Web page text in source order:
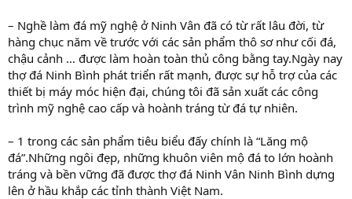
– Nghề làm đá mỹ nghệ ở Ninh Vân đã có từ rất lâu đời, từ
hàng chục năm về trước với các sản phẩm thô sơ như cối đá,
chậu cảnh … được làm hoàn toàn thủ công bằng tay.Ngày nay
thợ đá Ninh Bình phát triển rất mạnh, được sự hỗ trợ của các
thiết bị máy móc hiện đại, chúng tôi đã sản xuất các công
trình mỹ nghệ cao cấp và hoành tráng từ đá tự nhiên.
– 1 trong các sản phẩm tiêu biểu đấy chính là “Lăng mộ
đá”.Những ngôi đẹp, những khuôn viên mộ đá to lớn hoành
tráng và bền vững đã được thợ đá Ninh Vân Ninh Bình dựng
lên ở hầu khắp các tỉnh thành Việt Nam.